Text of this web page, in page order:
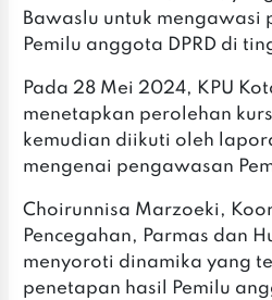
Bawaslu untuk mengawasi
Pemilu anggota DPRD di
Pada 28 Mei 2024, KPU
menetapkan perolehan
kemudian diikuti oleh
mengenai pengawasan
Choirunnisa Marzoeki,
Pencegahan, Parmas dan
menyoroti dinamika yang
penetapan hasil Pemilu